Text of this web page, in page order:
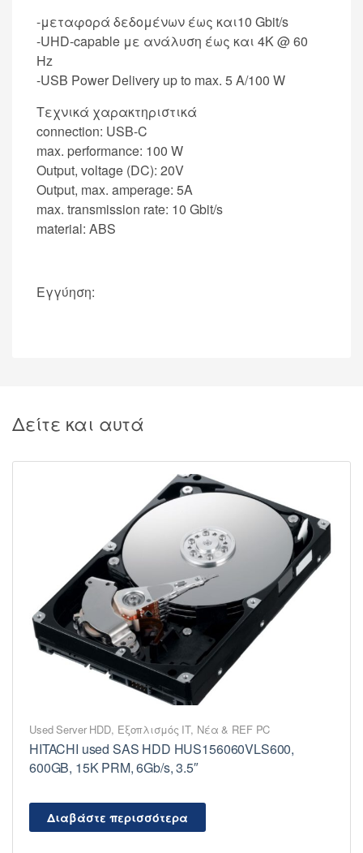
-μεταφορά δεδομένων έως και10 Gbit/s
-UHD-capable με ανάλυση έως και 4K @ 60
Hz
-USB Power Delivery up to max. 5 A/100 W
Τεχνικά χαρακτηριστικά
connection: USB-C
max. performance: 100 W
Output, voltage (DC): 20V
Output, max. amperage: 5A
max. transmission rate: 10 Gbit/s
material: ABS
Εγγύηση:
Δείτε και αυτά
Used Server HDD, Εξοπλισμός IT, Νέα & REF PC
HITACHI used SAS HDD HUS156060VLS600,
600GB, 15K PRM, 6Gb/s, 3.5″
Διαβάστε περισσότερα